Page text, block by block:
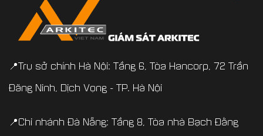
📍Trụ sở chính Hà Nội: Tầng 6, Tòa Hancorp, 72 Trần
Đăng Ninh, Dịch Vọng - TP. Hà Nội
📍Chi nhánh Đà Nẵng: Tầng 8, Tòa nhà Bạch Đằng